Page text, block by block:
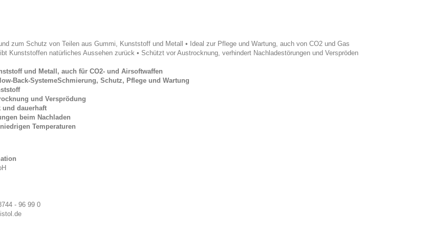
zum Schutz von Teilen aus Gummi, Kunststoff und Metall • Ideal zur Pflege und Wartung, auch von CO2 und Gas
Kunststoffen natürliches Aussehen zurück • Schützt vor Austrocknung, verhindert Nachladestörungen und Verspröden
und Metall, auch für CO2- und Airsoftwaffen
Back-SystemeSchmierung, Schutz, Pflege und Wartung
und Versprödung
und dauerhaft
beim Nachladen
Temperaturen
- 96 99 0